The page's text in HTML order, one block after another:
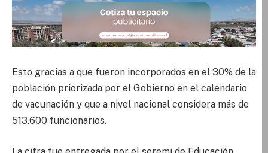
Esto gracias a que fueron incorporados en el 30% de la
población priorizada por el Gobierno en el calendario
de vacunación y que a nivel nacional considera más de
513.600 funcionarios.